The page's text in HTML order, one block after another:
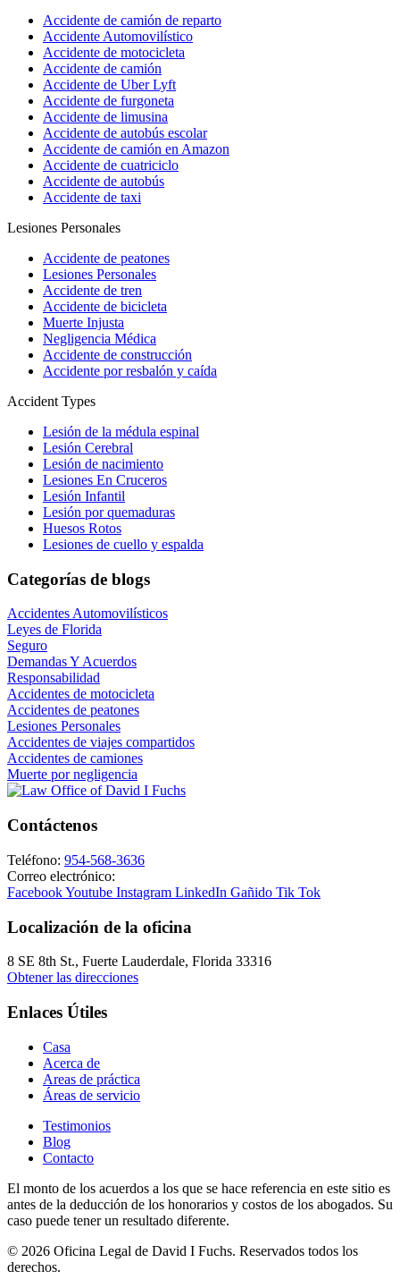
Accidente de camión de reparto
Accidente Automovilístico
Accidente de motocicleta
Accidente de camión
Accidente de Uber Lyft
Accidente de furgoneta
Accidente de limusina
Accidente de autobús escolar
Accidente de camión en Amazon
Accidente de cuatriciclo
Accidente de autobús
Accidente de taxi
Lesiones Personales
Accidente de peatones
Lesiones Personales
Accidente de tren
Accidente de bicicleta
Muerte Injusta
Negligencia Médica
Accidente de construcción
Accidente por resbalón y caída
Accident Types
Lesión de la médula espinal
Lesión Cerebral
Lesión de nacimiento
Lesiones En Cruceros
Lesión Infantil
Lesión por quemaduras
Huesos Rotos
Lesiones de cuello y espalda
Categorías de blogs
Accidentes Automovilísticos
Leyes de Florida
Seguro
Demandas Y Acuerdos
Responsabilidad
Accidentes de motocicleta
Accidentes de peatones
Lesiones Personales
Accidentes de viajes compartidos
Accidentes de camiones
Muerte por negligencia
Contáctenos
Teléfono: 954-568-3636
Correo electrónico:
FacebookYoutube Instagram LinkedIn Gañido Tik Tok
Localización de la oficina
8 SE 8th St., Fuerte Lauderdale, Florida 33316
Obtener las direcciones
Enlaces Útiles
Casa
Acerca de
Areas de práctica
Áreas de servicio
Testimonios
Blog
Contacto
El monto de los acuerdos a los que se hace referencia en este sitio es
antes de la deducción de los honorarios y costos de los abogados. Su
caso puede tener un resultado diferente.
© 2026 Oficina Legal de David I Fuchs. Reservados todos los
derechos.